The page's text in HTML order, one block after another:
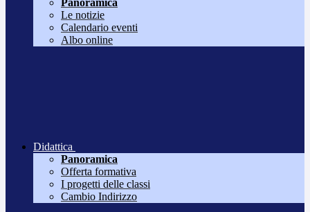
Panoramica
Le notizie
Calendario eventi
Albo online
Didattica
Panoramica
Offerta formativa
I progetti delle classi
Cambio Indirizzo